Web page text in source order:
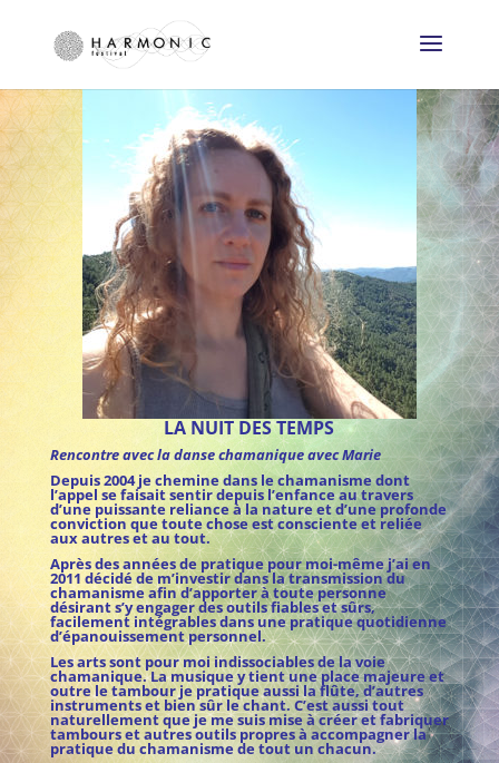
LA NUIT DES TEMPS
Rencontre avec la danse chamanique avec Marie
Depuis 2004 je chemine dans le chamanisme dont
l’appel se faisait sentir depuis l’enfance au travers
d’une puissante reliance à la nature et d’une profonde
conviction que toute chose est consciente et reliée
aux autres et au tout.
Après des années de pratique pour moi-même j’ai en
2011 décidé de m’investir dans la transmission du
chamanisme afin d’apporter à toute personne
désirant s’y engager des outils fiables et sûrs,
facilement intégrables dans une pratique quotidienne
d’épanouissement personnel.
Les arts sont pour moi indissociables de la voie
chamanique. La musique y tient une place majeure et
outre le tambour je pratique aussi la flûte, d’autres
instruments et bien sûr le chant. C’est aussi tout
naturellement que je me suis mise à créer et fabriquer
tambours et autres outils propres à accompagner la
pratique du chamanisme de tout un chacun.